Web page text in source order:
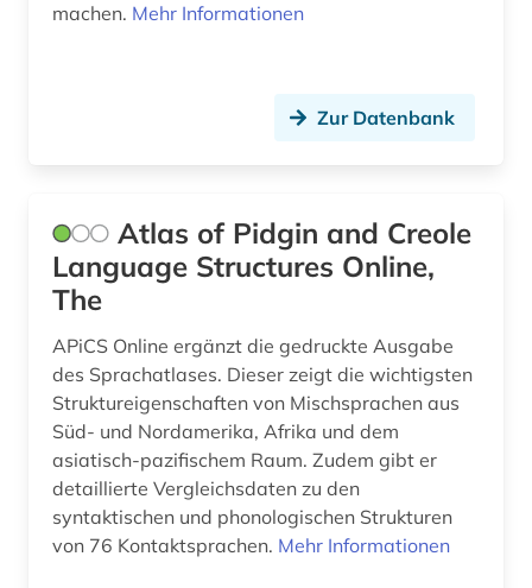
bibliometrie (2)
bibliotheksgeschichte (1)
bibliotheksgeschichte (1)
bibliotheksrecht (1)
bibliothekswissenschaft (7)
biblische archäologie (1)
bildarchiv (1)
bilddatenbank (2)
bildnismalerei (1)
machen. Mehr Informationen
Zur Datenbank
Atlas of Pidgin and Creole
Language Structures Online,
The
APiCS Online ergänzt die gedruckte Ausgabe
des Sprachatlases. Dieser zeigt die wichtigsten
Struktureigenschaften von Mischsprachen aus
Süd- und Nordamerika, Afrika und dem
asiatisch-pazifischem Raum. Zudem gibt er
detaillierte Vergleichsdaten zu den
syntaktischen und phonologischen Strukturen
von 76 Kontaktsprachen. Mehr Informationen